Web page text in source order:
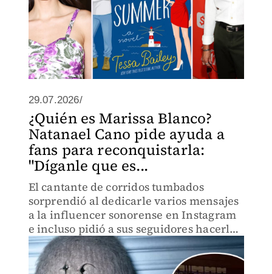
29.07.2026/
¿Quién es Marissa Blanco?
Natanael Cano pide ayuda a
fans para reconquistarla:
"Díganle que es...
El cantante de corridos tumbados
sorprendió al dedicarle varios mensajes
a la influencer sonorense en Instagram
e incluso pidió a sus seguidores hacerle
llegar un mensaje.